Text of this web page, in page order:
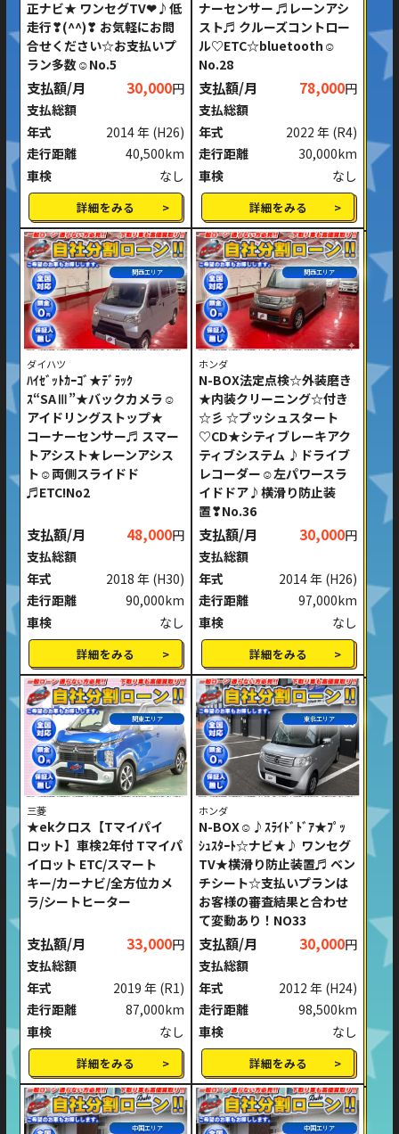
正ナビ★ ワンセグTV❤♪低
走行❣(^^)❣ お気軽にお問
合せください☆お支払いプ
ラン多数☺No.5
支払額/月 30,000円
支払総額
年式
2014 年 (H26)
走行距離
40,500km
車検
なし
詳細をみる
ナーセンサー ♬レーンアシ
スト♬ クルーズコントロー
ル♡ETC☆bluetooth☺
No.28
支払額/月 78,000円
支払総額
年式
2022 年 (R4)
走行距離
30,000km
車検
なし
詳細をみる
関西エリア
ダイハツ
ﾊｲｾﾞｯﾄｶｰｺﾞ★ﾃﾞﾗｯｸ
ｽ“SAⅢ”★バックカメラ☺
アイドリングストップ★
コーナーセンサー♬ スマー
トアシスト★レーンアシス
ト☺両側スライドド
♬ETC!No2
支払額/月 48,000円
支払総額
年式
2018 年 (H30)
走行距離
90,000km
車検
なし
詳細をみる
関西エリア
ホンダ
N-BOX法定点検☆外装磨き
★内装クリーニング☆付き
☆彡 ☆プッシュスタート
♡CD★シティブレーキアク
ティブシステム ♪ドライブ
レコーダー☺左パワースラ
イドドア♪横滑り防止装
置❣No.36
支払額/月 30,000円
支払総額
年式
2014 年 (H26)
走行距離
97,000km
車検
なし
詳細をみる
関東エリア
三菱
★ekクロス【Tマイパイ
ロット】車検2年付 Tマイパ
イロット ETC/スマート
キー/カーナビ/全方位カメ
ラ/シートヒーター
支払額/月 33,000円
支払総額
年式
2019 年 (R1)
走行距離
87,000km
車検
なし
詳細をみる
東北エリア
ホンダ
N-BOX☺♪ｽﾗｲﾄﾞﾄﾞｱ★ﾌﾟｯ
ｼｭｽﾀｰﾄ☆ナビ★♪ ワンセグ
TV★横滑り防止装置♬ ベン
チシート☆支払いプランは
お客様の審査結果と合わせ
て変動あり！NO33
支払額/月 30,000円
支払総額
年式
2012 年 (H24)
走行距離
98,500km
車検
なし
詳細をみる
中国エリア 中国エリア